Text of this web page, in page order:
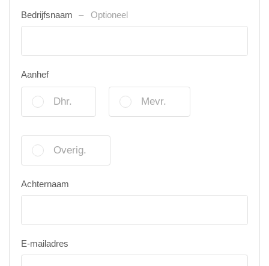
Bedrijfsnaam Optioneel
Aanhef
Dhr. Mevr.
Overig.
Achternaam
E-mailadres